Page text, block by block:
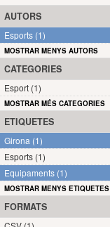
AUTORS
Esports (1)
MOSTRAR MENYS AUTORS
CATEGORIES
Esport (1)
MOSTRAR MÉS CATEGORIES
ETIQUETES
Girona (1)
Esports (1)
Equipaments (1)
MOSTRAR MENYS ETIQUETES
FORMATS